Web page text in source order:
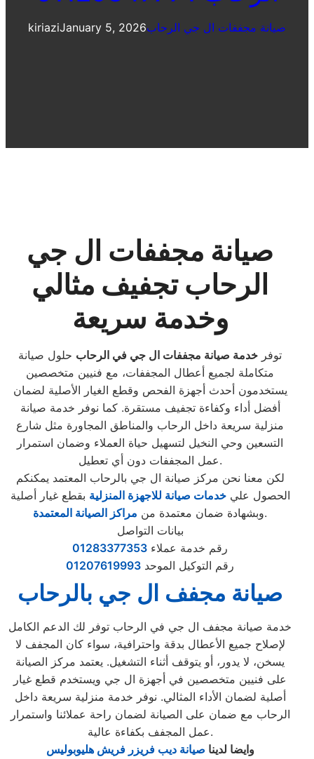
kiriaziJanuary 5, 2026صيانة مجففات ال جي الرحاب
صيانة مجففات ال جي
الرحاب تجفيف مثالي
وخدمة سريعة
توفر خدمة صيانة مجففات ال جي في الرحاب حلول صيانة
متكاملة لجميع أعطال المجففات، مع فنيين متخصصين
يستخدمون أحدث أجهزة الفحص وقطع الغيار الأصلية لضمان
أفضل أداء وكفاءة تجفيف مستقرة. كما نوفر خدمة صيانة
منزلية سريعة داخل الرحاب والمناطق المجاورة مثل شارع
التسعين وحي النخيل لتسهيل حياة العملاء وضمان استمرار
عمل المجففات دون أي تعطيل.
لكن معنا نحن مركز صيانة ال جي بالرحاب المعتمد يمكنكم
الحصول عليخدمات صيانة للاجهزة المنزلية بقطع غيار أصلية
وبشهادة ضمان معتمدة من مراكز الصيانة المعتمدة
.
بيانات التواصل
رقم خدمة عملاء 01283377353
رقم التوكيل الموحد 01207619993
صيانة مجفف ال جي بالرحاب
خدمة صيانة مجفف ال جي في الرحاب توفر لك الدعم الكامل
لإصلاح جميع الأعطال بدقة واحترافية، سواء كان المجفف لا
يسخن، لا يدور، أو يتوقف أثناء التشغيل. يعتمد مركز الصيانة
على فنيين متخصصين في أجهزة ال جي ويستخدم قطع غيار
أصلية لضمان الأداء المثالي. نوفر خدمة منزلية سريعة داخل
الرحاب مع ضمان على الصيانة لضمان راحة عملائنا واستمرار
عمل المجفف بكفاءة عالية.
وايضا لدينا صيانة ديب فريزر فريش هليوبوليس